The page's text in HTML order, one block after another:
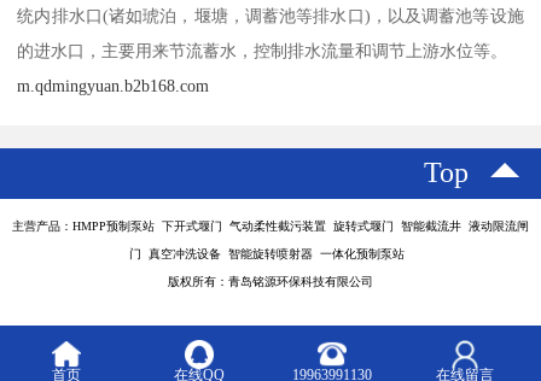
统内排水口(诸如琥泊，堰塘，调蓄池等排水口)，以及调蓄池等设施
的进水口，主要用来节流蓄水，控制排水流量和调节上游水位等。
m.qdmingyuan.b2b168.com
Top
主营产品：HMPP预制泵站 下开式堰门 气动柔性截污装置 旋转式堰门 智能截流井 液动限流闸
门 真空冲洗设备 智能旋转喷射器 一体化预制泵站
版权所有：青岛铭源环保科技有限公司
首页 在线QQ 19963991130 在线留言